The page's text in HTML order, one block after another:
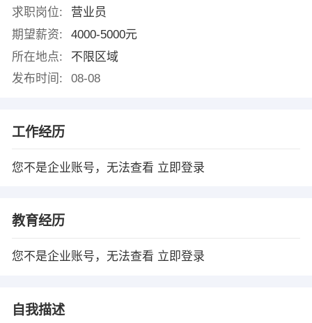
求职岗位:
营业员
期望薪资:
4000-5000元
所在地点:
不限区域
发布时间:
08-08
工作经历
您不是企业账号，无法查看 立即登录
教育经历
您不是企业账号，无法查看 立即登录
自我描述